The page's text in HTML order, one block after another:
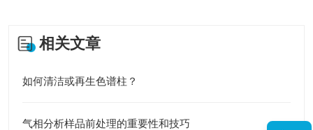
相关文章
如何清洁或再生色谱柱？
气相分析样品前处理的重要性和技巧